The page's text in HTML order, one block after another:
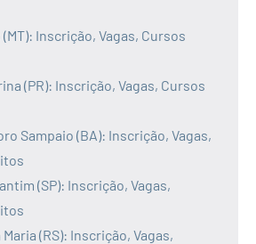
(MT): Inscrição, Vagas, Cursos
(PR): Inscrição, Vagas, Cursos
Sampaio (BA): Inscrição, Vagas,
(SP): Inscrição, Vagas,
(RS): Inscrição, Vagas,